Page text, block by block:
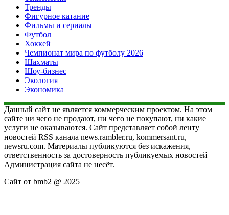
Тренды
Фигурное катание
Фильмы и сериалы
Футбол
Хоккей
Чемпионат мира по футболу 2026
Шахматы
Шоу-бизнес
Экология
Экономика
Данный сайт не является коммерческим проектом. На этом
сайте ни чего не продают, ни чего не покупают, ни какие
услуги не оказываются. Сайт представляет собой ленту
новостей RSS канала news.rambler.ru, kommersant.ru,
newsru.com. Материалы публикуются без искажения,
ответственность за достоверность публикуемых новостей
Администрация сайта не несёт.
Сайт от bmb2 @ 2025